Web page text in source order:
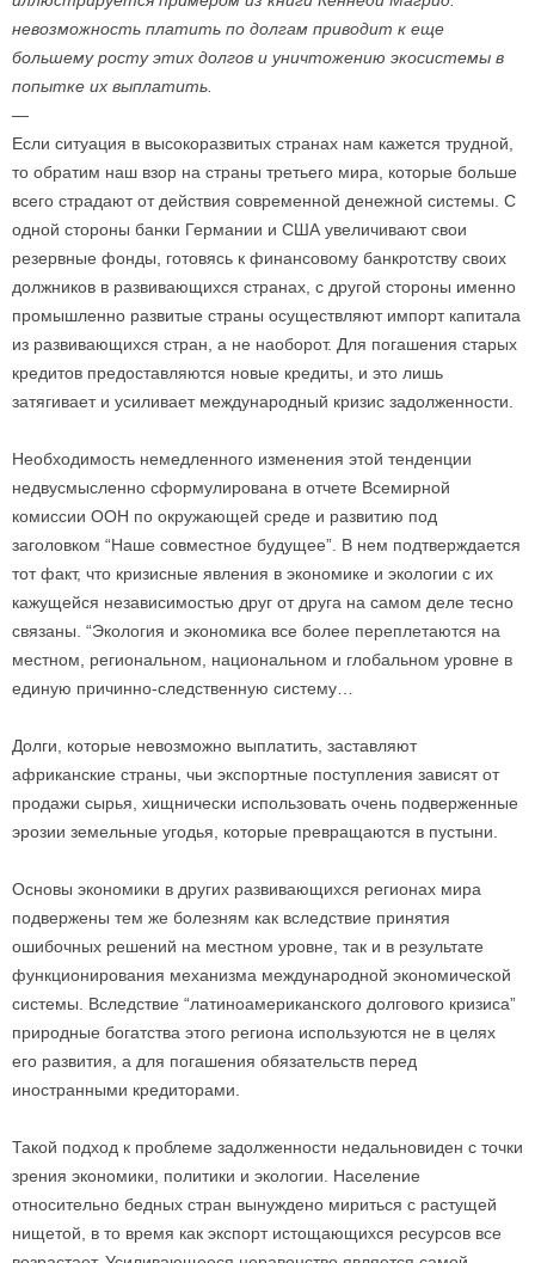
невозможность платить по долгам приводит к еще
большему росту этих долгов и уничтожению экосистемы в
попытке их выплатить.
—
Если ситуация в высокоразвитых странах нам кажется трудной,
то обратим наш взор на страны третьего мира, которые больше
всего страдают от действия современной денежной системы. С
одной стороны банки Германии и США увеличивают свои
резервные фонды, готовясь к финансовому банкротству своих
должников в развивающихся странах, с другой стороны именно
промышленно развитые страны осуществляют импорт капитала
из развивающихся стран, а не наоборот. Для погашения старых
кредитов предоставляются новые кредиты, и это лишь
затягивает и усиливает международный кризис задолженности.
Необходимость немедленного изменения этой тенденции
недвусмысленно сформулирована в отчете Всемирной
комиссии ООН по окружающей среде и развитию под
заголовком “Наше совместное будущее”. В нем подтверждается
тот факт, что кризисные явления в экономике и экологии с их
кажущейся независимостью друг от друга на самом деле тесно
связаны. “Экология и экономика все более переплетаются на
местном, региональном, национальном и глобальном уровне в
единую причинно-следственную систему…
Долги, которые невозможно выплатить, заставляют
африканские страны, чьи экспортные поступления зависят от
продажи сырья, хищнически использовать очень подверженные
эрозии земельные угодья, которые превращаются в пустыни.
Основы экономики в других развивающихся регионах мира
подвержены тем же болезням как вследствие принятия
ошибочных решений на местном уровне, так и в результате
функционирования механизма международной экономической
системы. Вследствие “латиноамериканского долгового кризиса”
природные богатства этого региона используются не в целях
его развития, а для погашения обязательств перед
иностранными кредиторами.
Такой подход к проблеме задолженности недальновиден с точки
зрения экономики, политики и экологии. Население
относительно бедных стран вынуждено мириться с растущей
нищетой, в то время как экспорт истощающихся ресурсов все